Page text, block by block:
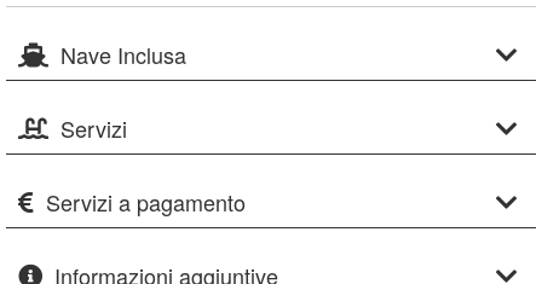
Nave Inclusa
Servizi
Servizi a pagamento
Informazioni aggiuntive